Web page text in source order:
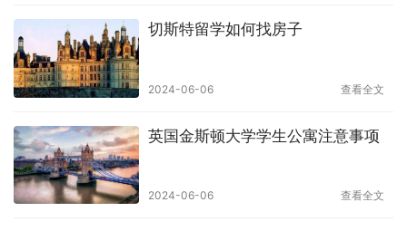
切斯特留学如何找房子
2024-06-06 查看全文
英国金斯顿大学学生公寓注意事项
2024-06-06 查看全文